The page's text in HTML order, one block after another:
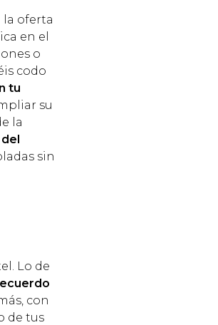
la oferta
en el
o
codo
tu
su
la
sin
Lo de
con
de tus